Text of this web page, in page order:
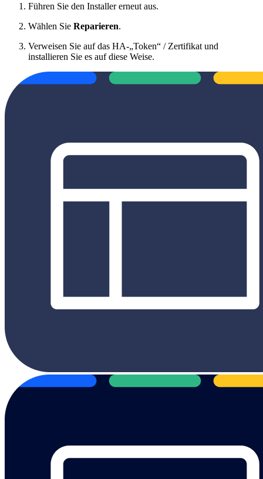
Führen Sie den Installer erneut aus.
Wählen Sie Reparieren.
Verweisen Sie auf das HA-„Token“ / Zertifikat und
installieren Sie es auf diese Weise.